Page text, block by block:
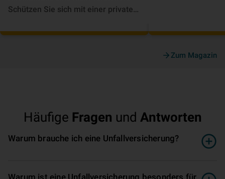
Schützen Sie sich mit einer privaten
informieren!
Zum Magazin
Häufige Fragen und Antworten
Warum brauche ich eine Un­fall­ver­si­che­rung?
Warum ist eine Un­fall­ver­si­che­rung besonders für